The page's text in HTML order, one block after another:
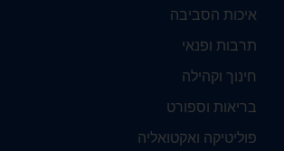
איכות הסביבה
תרבות ופנאי
חינוך וקהילה
בריאות וספורט
פוליטיקה ואקטואליה